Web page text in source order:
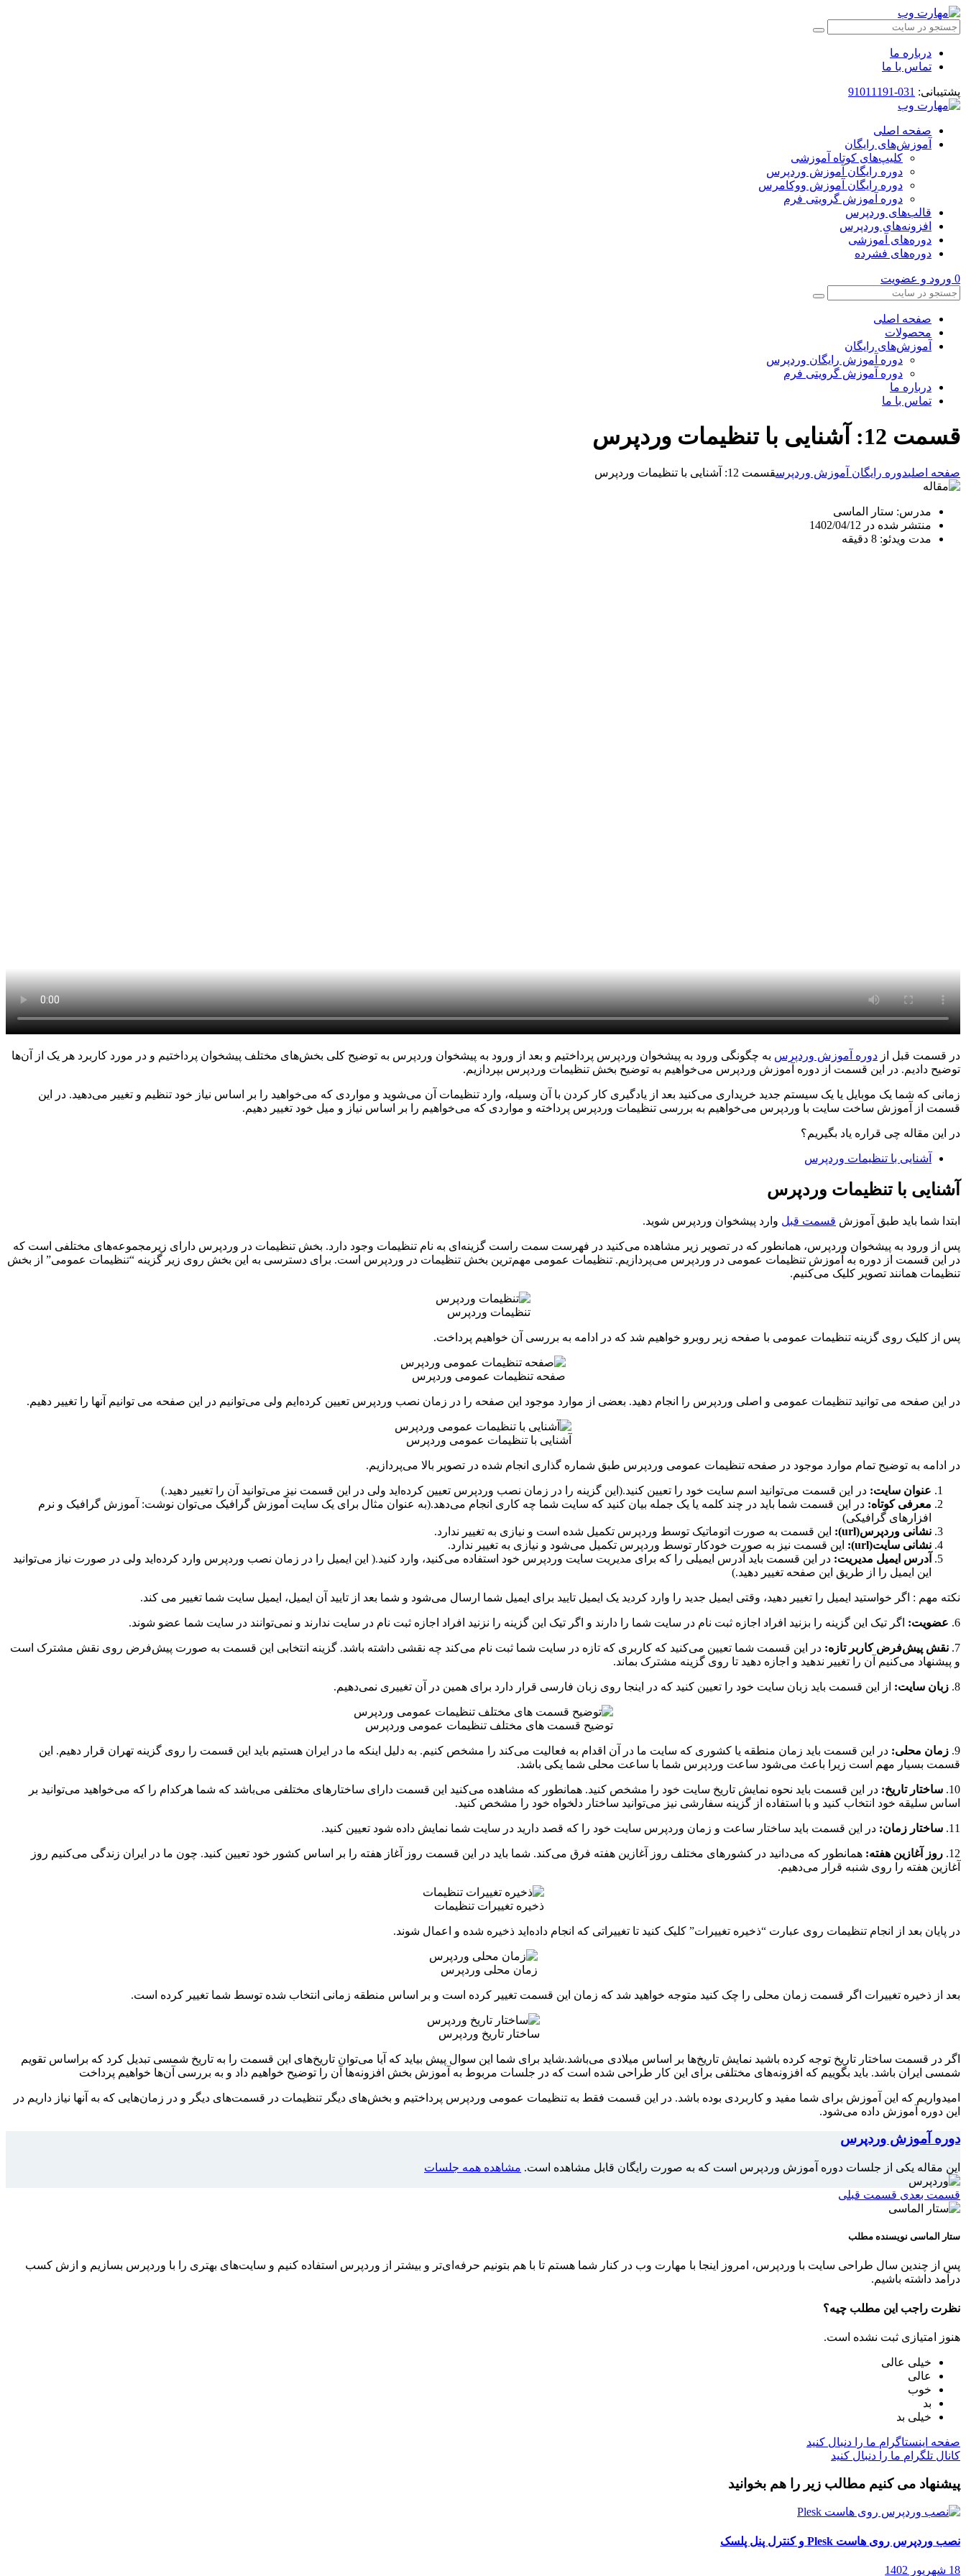
درباره ما
تماس با ما
پشتیبانی: 031-91011191
صفحه اصلی
آموزش‌های رایگان
کلیپ‌های کوتاه آموزشی
دوره رایگان آموزش وردپرس
دوره رایگان آموزش ووکامرس
دوره آموزش گرویتی فرم
قالب‌های وردپرس
افزونه‌های وردپرس
دوره‌های آموزشی
دوره‌های فشرده
0 ورود و عضویت
صفحه اصلی
محصولات
آموزش‌های رایگان
دوره آموزش رایگان وردپرس
دوره آموزش گرویتی فرم
درباره ما
تماس با ما
قسمت 12: آشنایی با تنظیمات وردپرس
صفحه اصلیدوره رایگان آموزش وردپرسقسمت 12: آشنایی با تنظیمات وردپرس
مدرس: ستار الماسی
منتشر شده در 1402/04/12
مدت ویدئو: 8 دقیقه
در قسمت قبل از دوره آموزش وردپرس به چگونگی ورود به پیشخوان وردپرس پرداختیم و بعد از ورود به پیشخوان وردپرس به توضیح کلی بخش‌های مختلف پیشخوان پرداختیم و در مورد کاربرد هر یک از آن‌ها
توضیح دادیم. در این قسمت از دوره آموزش وردپرس می‌خواهیم به توضیح بخش تنظیمات وردپرس بپردازیم.
زمانی که شما یک موبایل یا یک سیستم جدید خریداری می‌کنید بعد از یادگیری کار کردن با آن وسیله، وارد تنظیمات آن می‌شوید و مواردی که می‌خواهید را بر اساس نیاز خود تنظیم و تغییر می‌دهید. در این
قسمت از آموزش ساخت سایت با وردپرس می‌خواهیم به بررسی تنظیمات وردپرس پرداخته و مواردی که می‌خواهیم را بر اساس نیاز و میل خود تغییر دهیم.
در این مقاله چی قراره یاد بگیریم؟
آشنایی با تنظیمات وردپرس
آشنایی با تنظیمات وردپرس
ابتدا شما باید طبق آموزش قسمت قبل وارد پیشخوان وردپرس شوید.
پس از ورود به پیشخوان وردپرس، همانطور که در تصویر زیر مشاهده می‌کنید در فهرست سمت راست گزینه‌ای به نام تنظیمات وجود دارد. بخش تنظیمات در وردپرس دارای زیرمجموعه‌های مختلفی است که
در این قسمت از دوره به آموزش تنظیمات عمومی در وردپرس می‌پردازیم. تنظیمات عمومی مهم‌ترین بخش تنظیمات در وردپرس است. برای دسترسی به این بخش روی زیر گزینه “تنظیمات عمومی” از بخش
تنظیمات همانند تصویر کلیک می‌کنیم.
تنظیمات وردپرس
پس از کلیک روی گزینه تنظیمات عمومی با صفحه زیر روبرو خواهیم شد که در ادامه به بررسی آن خواهیم پرداخت.
صفحه تنظیمات عمومی وردپرس
در این صفحه می توانید تنظیمات عمومی و اصلی وردپرس را انجام دهید. بعضی از موارد موجود این صفحه را در زمان نصب وردپرس تعیین کرده‌ایم ولی می‌توانیم در این صفحه می توانیم آنها را تغییر دهیم.
آشنایی با تنظیمات عمومی وردپرس
در ادامه به توضیح تمام موارد موجود در صفحه تنظیمات عمومی وردپرس طبق شماره گذاری انجام شده در تصویر بالا می‌پردازیم.
عنوان سایت: در این قسمت می‌توانید اسم سایت خود را تعیین کنید.(این گزینه را در زمان نصب وردپرس تعیین کرده‌اید ولی در این قسمت نیز می‌توانید آن را تغییر دهید.)
معرفی کوتاه: در این قسمت شما باید در چند کلمه یا یک جمله بیان کنید که سایت شما چه کاری انجام می‌دهد.(به عنوان مثال برای یک سایت آموزش گرافیک می‌توان نوشت: آموزش گرافیک و نرم
افزارهای گرافیکی)
نشانی وردپرس(url):
این قسمت به صورت اتوماتیک توسط وردپرس تکمیل شده است و نیازی به تغییر ندارد.
نشانی سایت(url):
این قسمت نیز به صورت خودکار توسط وردپرس تکمیل می‌شود و نیازی به تغییر ندارد.
آدرس ایمیل مدیریت: در این قسمت باید آدرس ایمیلی را که برای مدیریت سایت وردپرس خود استفاده می‌کنید، وارد کنید.( این ایمیل را در زمان نصب وردپرس وارد کرده‌اید ولی در صورت نیاز می‌توانید
این ایمیل را از طریق این صفحه تغییر دهید.)
نکته مهم : اگر خواستید ایمیل را تغییر دهید، وقتی ایمیل جدید را وارد کردید یک ایمیل تایید برای ایمیل شما ارسال می‌شود و شما بعد از تایید آن ایمیل، ایمیل سایت شما تغییر می کند.
6. عضویت: اگر تیک این گزینه را بزنید افراد اجازه ثبت نام در سایت شما را دارند و اگر تیک این گزینه را نزنید افراد اجازه ثبت نام در سایت ندارند و نمی‌توانند در سایت شما عضو شوند.
7. نقش پیش‌فرض کاربر تازه: در این قسمت شما تعیین می‌کنید که کاربری که تازه در سایت شما ثبت نام می‌کند چه نقشی داشته باشد. گزینه انتخابی این قسمت به صورت پیش‌فرض روی نقش مشترک است
و پیشنهاد می‌کنیم آن را تغییر ندهید و اجازه دهید تا روی گزینه مشترک بماند.
8. زبان سایت: از این قسمت باید زبان سایت خود را تعیین کنید که در اینجا روی زبان فارسی قرار دارد برای همین در آن تغییری نمی‌دهیم.
توضیح قسمت های مختلف تنظیمات عمومی وردپرس
9. زمان محلی: در این قسمت باید زمان منطقه یا کشوری که سایت ما در آن اقدام به فعالیت می‌کند را مشخص کنیم. به دلیل اینکه ما در ایران هستیم باید این قسمت را روی گزینه تهران قرار دهیم. این
قسمت بسیار مهم است زیرا باعث می‌شود ساعت وردپرس شما با ساعت محلی شما یکی باشد.
10. ساختار تاریخ: در این قسمت باید نحوه نمایش تاریخ سایت خود را مشخص کنید. همانطور که مشاهده می‌کنید این قسمت دارای ساختارهای مختلفی می‌باشد که شما هرکدام را که می‌خواهید می‌توانید بر
اساس سلیقه خود انتخاب کنید و با استفاده از گزینه سفارشی نیز می‌توانید ساختار دلخواه خود را مشخص کنید.
11. ساختار زمان: در این قسمت باید ساختار ساعت و زمان وردپرس سایت خود را که قصد دارید در سایت شما نمایش داده شود تعیین کنید.
12. روز آغازین هفته: همانطور که می‌دانید در کشورهای مختلف روز آغازین هفته فرق می‌کند. شما باید در این قسمت روز آغاز هفته را بر اساس کشور خود تعیین کنید. چون ما در ایران زندگی می‌کنیم روز
آغازین هفته را روی شنبه قرار می‌دهیم.
ذخیره تغییرات تنظیمات
در پایان بعد از انجام تنظیمات روی عبارت “ذخیره تغییرات” کلیک کنید تا تغییراتی که انجام داده‌اید ذخیره شده و اعمال شوند.
زمان محلی وردپرس
بعد از ذخیره تغییرات اگر قسمت زمان محلی را چک کنید متوجه خواهید شد که زمان این قسمت تغییر کرده است و بر اساس منطقه زمانی انتخاب شده توسط شما تغییر کرده است.
ساختار تاریخ وردپرس
اگر در قسمت ساختار تاریخ توجه کرده باشید نمایش تاریخ‌ها بر اساس میلادی می‌باشد.شاید برای شما این سوال پیش بیاید که آیا می‌توان تاریخ‌های این قسمت را به تاریخ شمسی تبدیل کرد که براساس تقویم
شمسی ایران باشد. باید بگوییم که افزونه‌های مختلفی برای این کار طراحی شده است که در جلسات مربوط به آموزش بخش افزونه‌ها آن را توضیح خواهیم داد و به بررسی آن‌ها خواهیم پرداخت
امیدواریم که این آموزش برای شما مفید و کاربردی بوده باشد. در این قسمت فقط به تنظیمات عمومی وردپرس پرداختیم و بخش‌های دیگر تنظیمات در قسمت‌های دیگر و در زمان‌هایی که به آنها نیاز داریم در
این دوره آموزش داده می‌شود.
دوره آموزش وردپرس
این مقاله یکی از جلسات دوره آموزش وردپرس است که به صورت رایگان قابل مشاهده است. مشاهده همه جلسات
قسمت بعدی قسمت قبلی
ستار الماسی نویسنده مطلب
پس از چندین سال طراحی سایت با وردپرس، امروز اینجا با مهارت وب در کنار شما هستم تا با هم بتونیم حرفه‌ای‌تر و بیشتر از وردپرس استفاده کنیم و سایت‌های بهتری را با وردپرس بسازیم و ازش کسب
درآمد داشته باشیم.
نظرت راجب این مطلب چیه؟
هنوز امتیازی ثبت نشده است.
خیلی عالی
عالی
خوب
بد
خیلی بد
صفحه اینستاگرام ما را دنبال کنید
کانال تلگرام ما را دنبال کنید
پیشنهاد می کنیم مطالب زیر را هم بخوانید
نصب وردپرس روی هاست Plesk و کنترل پنل پلسک
18 شهریور 1402